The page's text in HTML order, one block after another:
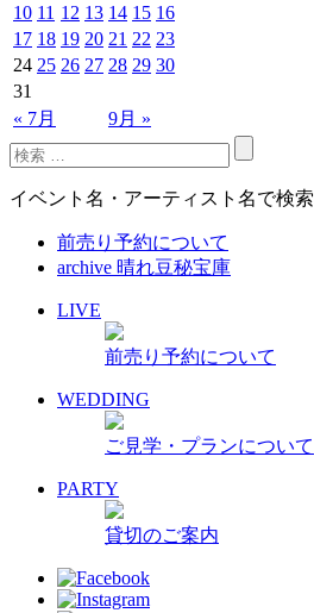
« 7月 9月 »
10 11 12 13 14 15 16
17 18 19 20 21 22 23
24 25 26 27 28 29 30
31
イベント名・アーティスト名で検索
前売り予約について
archive 晴れ豆秘宝庫
LIVE
前売り予約について
WEDDING
ご見学・プランについて
PARTY
貸切のご案内